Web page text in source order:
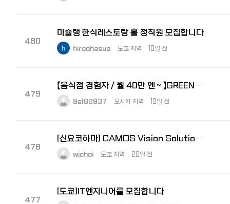
480
미슐랭 한식레스토랑 홀 정직원 모집합니다
hiroohasuo 도쿄 지역 10일 전
479
【음식점 경험자／월 40만 엔～】GREEN×EXPO 2027 주방 총괄 책임자 모집
9e180937 오사카 지역 19일 전
478
[신요코하마] CAMOS Vision Solutions 경리 모집 (한국법인 (주)카모스 100% 자회사)
wjchoi 도쿄 지역 20일 전
477
[도쿄]IT엔지니어를 모집합니다